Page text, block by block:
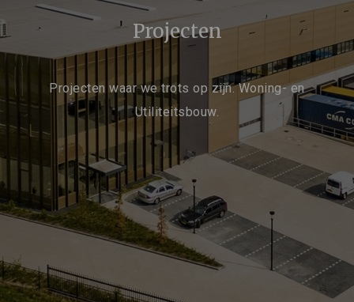
Projecten
Projecten waar we trots op zijn. Woning- en
Utiliteitsbouw.